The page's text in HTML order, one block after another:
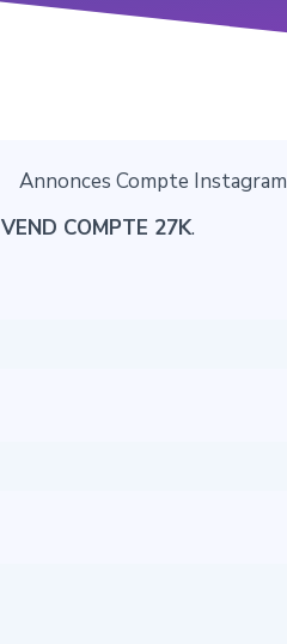
Annonces Compte Instagram
VEND COMPTE 27K.